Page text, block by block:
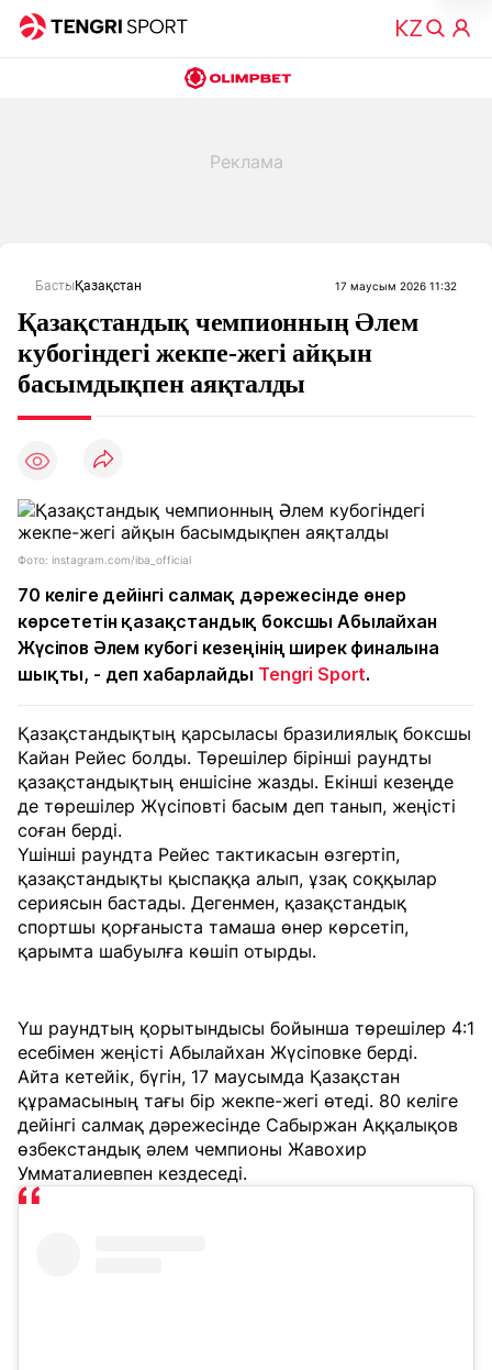
БастыҚазақстан 17 маусым 2026 11:32
Қазақстандық чемпионның Әлем
кубогіндегі жекпе-жегі айқын
басымдықпен аяқталды
Фото: instagram.com/iba_official
70 келіге дейінгі салмақ дәрежесінде өнер
көрсететін қазақстандық боксшы Абылайхан
Жүсіпов Әлем кубогі кезеңінің ширек финалына
шықты, - деп хабарлайды Tengri Sport.
Қазақстандықтың қарсыласы бразилиялық боксшы
Кайан Рейес болды. Төрешілер бірінші раундты
қазақстандықтың еншісіне жазды. Екінші кезеңде
де төрешілер Жүсіповті басым деп танып, жеңісті
соған берді.
Үшінші раундта Рейес тактикасын өзгертіп,
қазақстандықты қыспаққа алып, ұзақ соққылар
сериясын бастады. Дегенмен, қазақстандық
спортшы қорғаныста тамаша өнер көрсетіп,
қарымта шабуылға көшіп отырды.
Үш раундтың қорытындысы бойынша төрешілер 4:1
есебімен жеңісті Абылайхан Жүсіповке берді.
Айта кетейік, бүгін, 17 маусымда Қазақстан
құрамасының тағы бір жекпе-жегі өтеді. 80 келіге
дейінгі салмақ дәрежесінде Сабыржан Аққалықов
өзбекстандық әлем чемпионы Жавохир
Умматалиевпен кездеседі.